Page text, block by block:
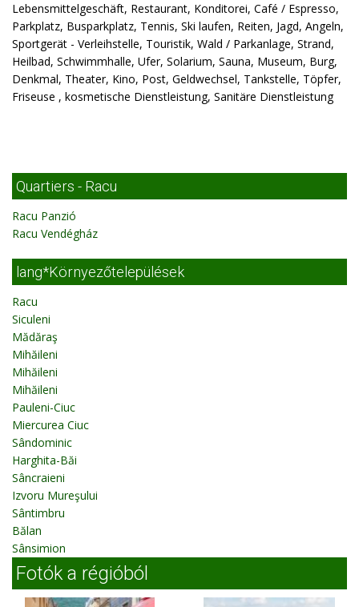
Lebensmittelgeschäft, Restaurant, Konditorei, Café / Espresso,
Parkplatz, Busparkplatz, Tennis, Ski laufen, Reiten, Jagd, Angeln,
Sportgerät - Verleihstelle, Touristik, Wald / Parkanlage, Strand,
Heilbad, Schwimmhalle, Ufer, Solarium, Sauna, Museum, Burg,
Denkmal, Theater, Kino, Post, Geldwechsel, Tankstelle, Töpfer,
Friseuse , kosmetische Dienstleistung, Sanitäre Dienstleistung
Quartiers - Racu
Racu Panzió
Racu Vendégház
lang*Környezőtelepülések
Racu
Siculeni
Mădăraş
Mihăileni
Mihăileni
Mihăileni
Pauleni-Ciuc
Miercurea Ciuc
Sândominic
Harghita-Băi
Sâncraieni
Izvoru Mureşului
Sântimbru
Bălan
Sânsimion
Fotók a régióból